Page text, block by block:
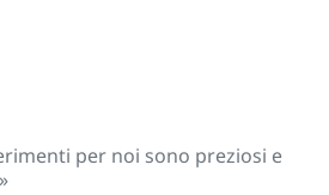
per noi sono preziosi e